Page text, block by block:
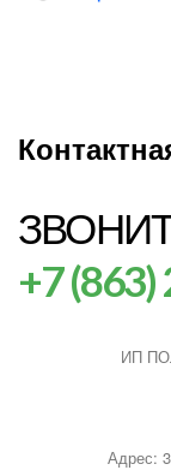
+7
ИП
Адрес: